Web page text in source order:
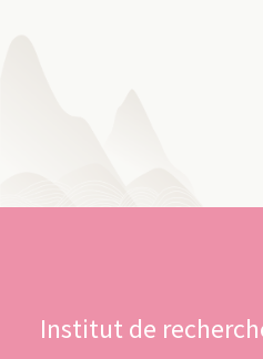
Institut de